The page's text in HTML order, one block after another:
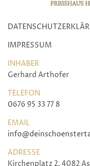
IMPRESSUM
INHABER
Gerhard Arthofer
TELEFON
0676 95 33 77 8
EMAIL
ADRESSE
Kirchenplatz 2, 4082